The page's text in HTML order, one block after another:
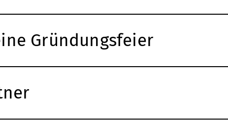
Gründungsfeier